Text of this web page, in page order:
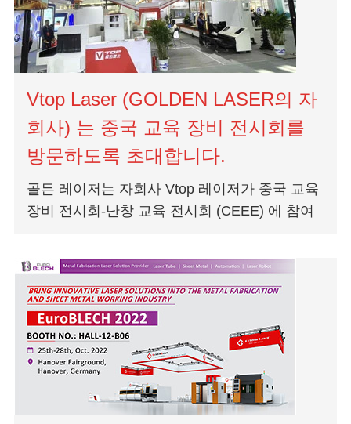
Vtop Laser (GOLDEN LASER의 자
회사) 는 중국 교육 장비 전시회를
방문하도록 초대합니다.
골든 레이저는 자회사 Vtop 레이저가 중국 교육
장비 전시회-난창 교육 전시회 (CEEE) 에 참여
pr 중 하나로서...